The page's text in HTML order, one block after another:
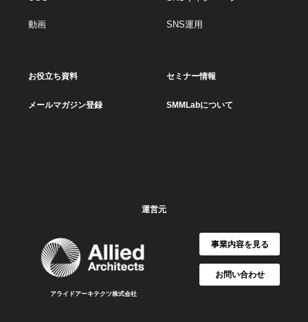
動画 SNS運用
お役立ち資料 セミナー情報
メールマガジン登録 SMMLabについて
運営元
アライドアーキテクツ株式会社
事業内容を見る
お問い合わせ